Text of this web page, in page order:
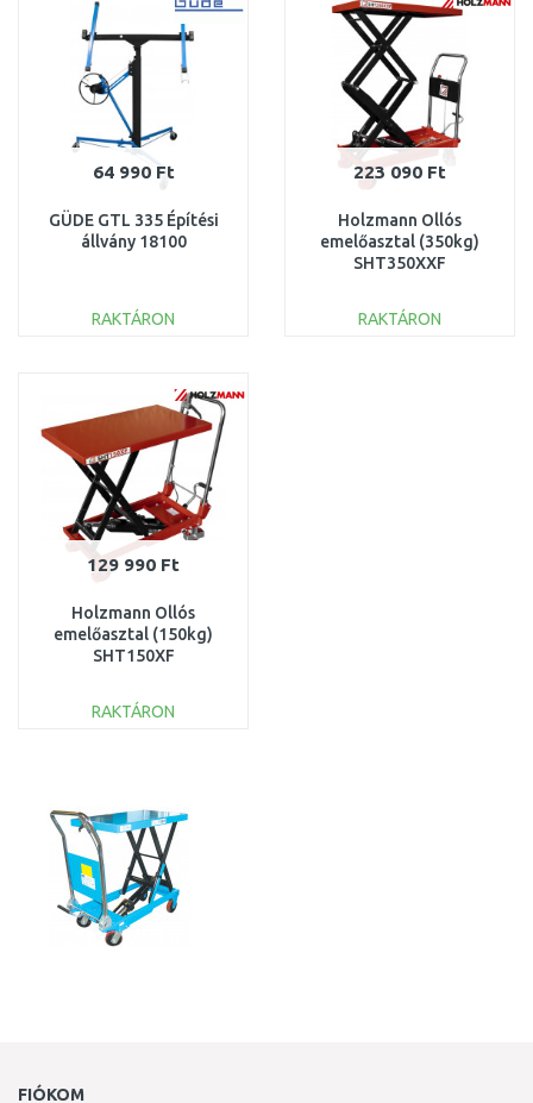
64 990 Ft
GÜDE GTL 335 Építési
állvány 18100
RAKTÁRON
Összehasonlítás
223 090 Ft
Holzmann Ollós
emelőasztal (350kg)
SHT350XXF
RAKTÁRON
129 990 Ft
Holzmann Ollós
emelőasztal (150kg)
SHT150XF
RAKTÁRON
FIÓKOM